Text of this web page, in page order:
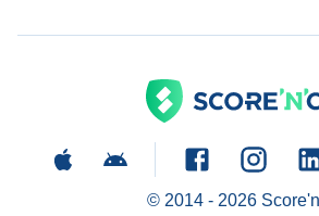
© 2014 - 2026